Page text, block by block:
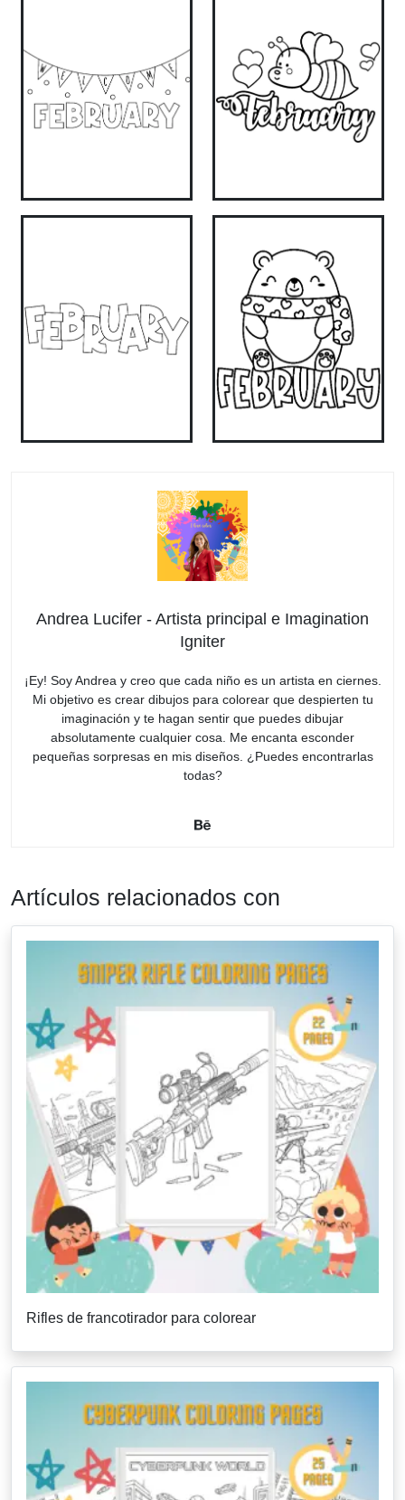
Andrea Lucifer - Artista principal e Imagination
Igniter
¡Ey! Soy Andrea y creo que cada niño es un artista en ciernes.
Mi objetivo es crear dibujos para colorear que despierten tu
imaginación y te hagan sentir que puedes dibujar
absolutamente cualquier cosa. Me encanta esconder
pequeñas sorpresas en mis diseños. ¿Puedes encontrarlas
todas?
Artículos relacionados con
Rifles de francotirador para colorear